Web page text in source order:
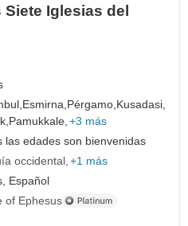
Iglesias del
Esmirna, Pérgamo, Kusadasi,
Pamukkale, +3 más
las edades son bienvenidas
occidental +1 más
Español
of Ephesus